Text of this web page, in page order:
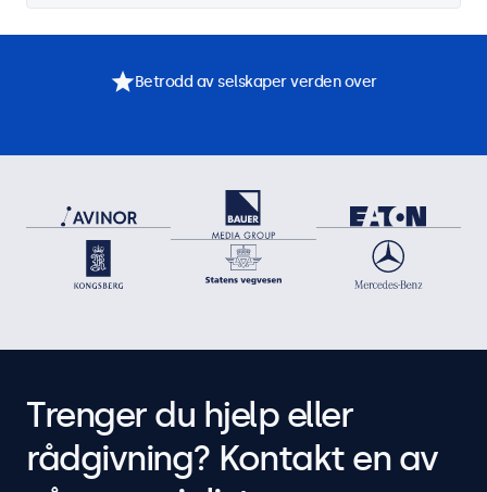
Betrodd av selskaper verden over
Trenger du hjelp eller
rådgivning? Kontakt en av